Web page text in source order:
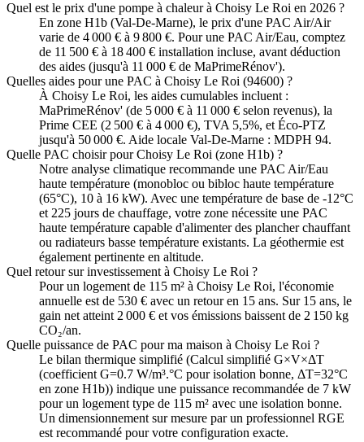
Quel est le prix d'une pompe à chaleur à Choisy Le Roi en 2026 ?
En zone H1b (Val-De-Marne), le prix d'une PAC Air/Air
varie de 4 000 € à 9 800 €. Pour une PAC Air/Eau, comptez
de 11 500 € à 18 400 € installation incluse, avant déduction
des aides (jusqu'à 11 000 € de MaPrimeRénov').
Quelles aides pour une PAC à Choisy Le Roi (94600) ?
À Choisy Le Roi, les aides cumulables incluent :
MaPrimeRénov' (de 5 000 € à 11 000 € selon revenus), la
Prime CEE (2 500 € à 4 000 €), TVA 5,5%, et Éco-PTZ
jusqu'à 50 000 €. Aide locale Val-De-Marne : MDPH 94.
Quelle PAC choisir pour Choisy Le Roi (zone H1b) ?
Notre analyse climatique recommande une PAC Air/Eau
haute température (monobloc ou bibloc haute température
(65°C), 10 à 16 kW). Avec une température de base de -12°C
et 225 jours de chauffage, votre zone nécessite une PAC
haute température capable d'alimenter des plancher chauffant
ou radiateurs basse température existants. La géothermie est
également pertinente en altitude.
Quel retour sur investissement à Choisy Le Roi ?
Pour un logement de 115 m² à Choisy Le Roi, l'économie
annuelle est de 530 € avec un retour en 15 ans. Sur 15 ans, le
gain net atteint 2 000 € et vos émissions baissent de 2 150 kg
CO₂/an.
Quelle puissance de PAC pour ma maison à Choisy Le Roi ?
Le bilan thermique simplifié (Calcul simplifié G×V×ΔT
(coefficient G=0.7 W/m³.°C pour isolation bonne, ΔT=32°C
en zone H1b)) indique une puissance recommandée de 7 kW
pour un logement type de 115 m² avec une isolation bonne.
Un dimensionnement sur mesure par un professionnel RGE
est recommandé pour votre configuration exacte.